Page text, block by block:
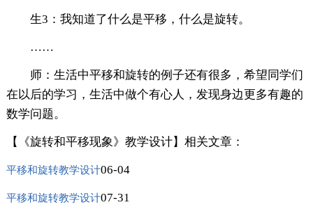
生3：我知道了什么是平移，什么是旋转。
……
师：生活中平移和旋转的例子还有很多，希望同学们
在以后的学习，生活中做个有心人，发现身边更多有趣的
数学问题。
【《旋转和平移现象》教学设计】相关文章：
平移和旋转教学设计06-04
平移和旋转教学设计07-31